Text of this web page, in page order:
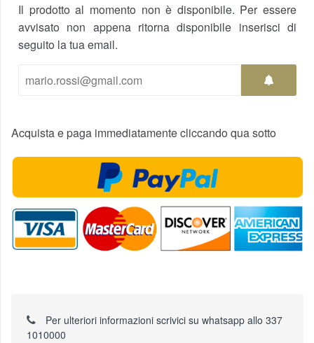
Il prodotto al momento non è disponibile. Per essere
avvisato non appena ritorna disponibile inserisci di
seguito la tua email.
Acquista e paga immediatamente cliccando qua sotto
Per ulteriori informazioni scrivici su whatsapp allo 337
1010000